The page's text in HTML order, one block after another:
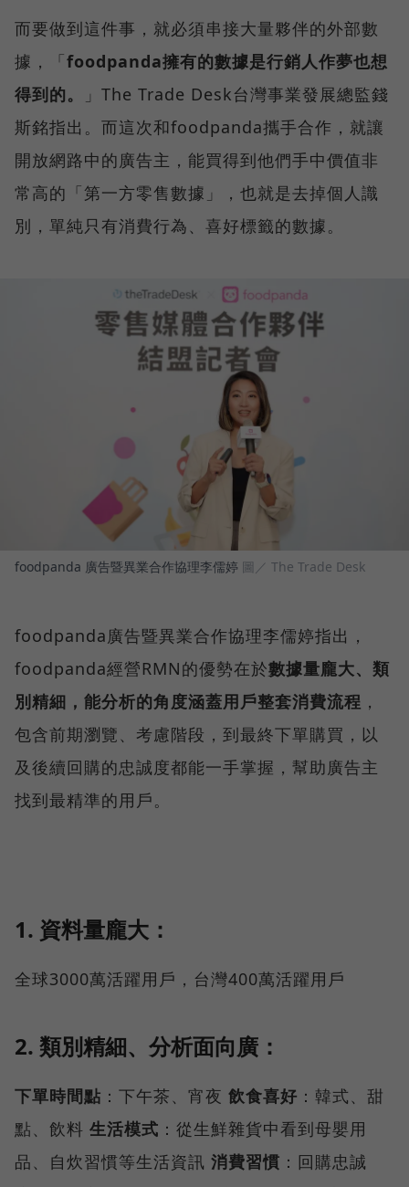
而要做到這件事，就必須串接大量夥伴的外部數
據，「foodpanda擁有的數據是行銷人作夢也想
得到的。
」The Trade Desk台灣事業發展總監錢
斯銘指出。而這次和foodpanda攜手合作，就讓
開放網路中的廣告主，能買得到他們手中價值非
常高的「第一方零售數據」，也就是去掉個人識
別，單純只有消費行為、喜好標籤的數據。
foodpanda 廣告暨異業合作協理李儒婷 圖／ The Trade Desk
foodpanda廣告暨異業合作協理李儒婷指出，
foodpanda經營RMN的優勢在於數據量龐大、類
別精細，能分析的角度涵蓋用戶整套消費流程 ，
包含前期瀏覽、考慮階段，到最終下單購買，以
及後續回購的忠誠度都能一手掌握，幫助廣告主
找到最精準的用戶。
1. 資料量龐大：
全球3000萬活躍用戶，台灣400萬活躍用戶
2. 類別精細、分析面向廣：
下單時間點 ：下午茶、宵夜 飲食喜好 ：韓式、甜
點、飲料 生活模式 ：從生鮮雜貨中看到母嬰用
品、自炊習慣等生活資訊 消費習慣 ：回購忠誠